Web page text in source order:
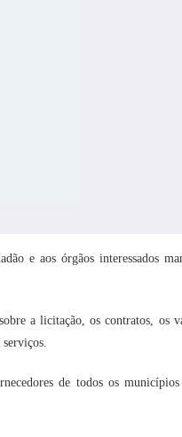
e aos órgãos interessados
a licitação, os contratos, os
de todos os